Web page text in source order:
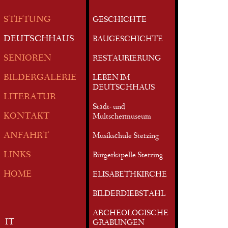
STIFTUNG
DEUTSCHHAUS
SENIOREN
BILDERGALERIE
LITERATUR
KONTAKT
ANFAHRT
LINKS
HOME
IT
GESCHICHTE
BAUGESCHICHTE
RESTAURIERUNG
LEBEN IM
DEUTSCHHAUS
Stadt- und
Multschermuseum
Musikschule Sterzing
Bürgerkapelle Sterzing
ELISABETHKIRCHE
BILDERDIEBSTAHL
ARCHEOLOGISCHE
GRABUNGEN